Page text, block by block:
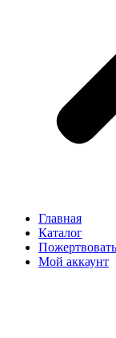
Главная
Каталог
Пожертвовать
Мой аккаунт